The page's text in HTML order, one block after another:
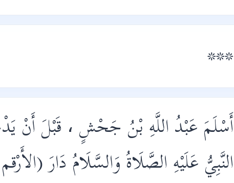
***
أَسْلَمَ عَبْدُ اللَّهِ بْنُ جَحْشٍ ، قَبْلَ أَنْ
النَّبِيُّ عَلَيْهِ الصَّلَاةُ وَالسَّلَامُ دَارَ